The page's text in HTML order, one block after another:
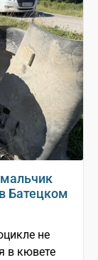
мальчик
Батецком
не
в кювете